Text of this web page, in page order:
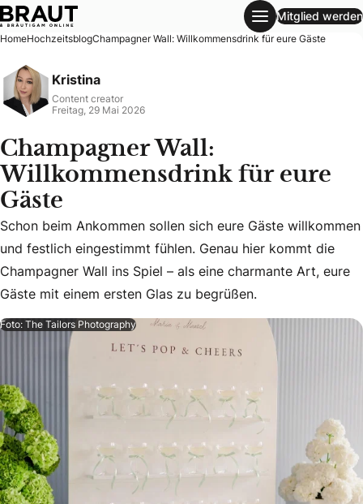
Champagner Wall: Willkommensdrink für eure Gäste
Mitglied werden
HomeHochzeitsblogChampagner Wall: Willkommensdrink für eure Gäste
Kristina
Content creator
Freitag, 29 Mai 2026
Champagner Wall:
Willkommensdrink für eure
Gäste
Schon beim Ankommen sollen sich eure Gäste
Schon beim Ankommen sollen sich eure Gäste willkommen
und festlich eingestimmt fühlen. Genau hier kommt die
Champagner Wall ins Spiel – als eine charmante Art, eure
Gäste mit einem ersten Glas zu begrüßen.
Foto: The Tailors Photography